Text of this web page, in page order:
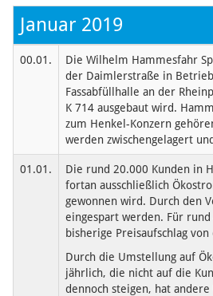
Januar 2019
00.01.
Die Wilhelm Hammesfahr
der Daimlerstraße in
Fassabfüllhalle an der
K 714 ausgebaut wird.
zum Henkel-Konzern
werden zwischengelagert
01.01.
Die rund 20.000 Kunden in
fortan ausschließlich
gewonnen wird. Durch den
eingespart werden. Für
bisherige Preisaufschlag
Durch die Umstellung auf
jährlich, die nicht auf die
dennoch steigen, hat